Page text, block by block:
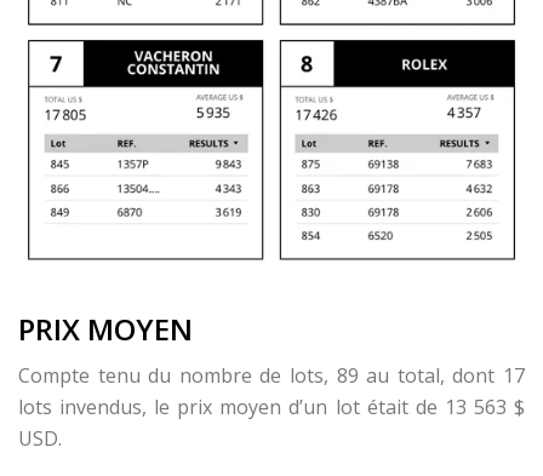
PRIX MOYEN
Compte tenu du nombre de lots, 89 au total, dont 17
lots invendus, le prix moyen d’un lot était de 13 563 $
USD.